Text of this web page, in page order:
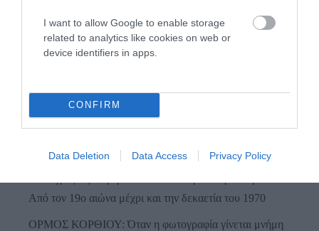
I want to allow Google to enable storage
related to analytics like cookies on web or
device identifiers in apps.
CONFIRM
Data Deletion Data Access Privacy Policy
Προτεινόμενα άρθρα
Από τον 19ο αιώνα μέχρι και την δεκαετία του 1970
ΟΡΜΟΣ ΚΟΡΘΙΟΥ: Όταν η φωτογραφία γίνεται μνήμη